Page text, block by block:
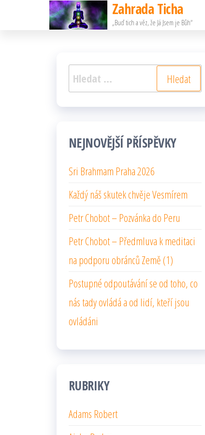
Zahrada Ticha
„Buď tich a věz, že Já Jsem je Bůh“
Vyhledávání
NEJNOVĚJŠÍ PŘÍSPĚVKY
Sri Brahmam Praha 2026
Každý náš skutek chvěje Vesmírem
Petr Chobot – Pozvánka do Peru
Petr Chobot – Předmluva k meditaci
na podporu obránců Země (1)
Postupné odpoutávání se od toho, co
nás tady ovládá a od lidí, kteří jsou
ovládáni
RUBRIKY
Adams Robert